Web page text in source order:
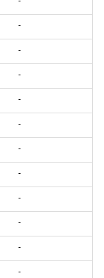
-
-
-
-
-
-
-
-
-
-
-